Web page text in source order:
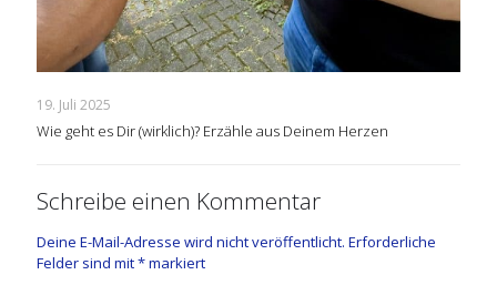
19. Juli 2025
Wie geht es Dir (wirklich)? Erzähle aus Deinem Herzen
Schreibe einen Kommentar
Deine E-Mail-Adresse wird nicht veröffentlicht. Erforderliche
Felder sind mit*markiert